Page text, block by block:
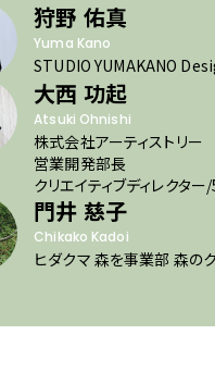
狩野 佑真
Yuma Kano
STUDIO YUMAKANO
大西 功起
Atsuki Ohnishi
株式会社アーティストリー
営業開発部長
クリエイティブディレクタ
門井 慈子
Chikako Kadoi
ヒダクマ 森を事業部 森の